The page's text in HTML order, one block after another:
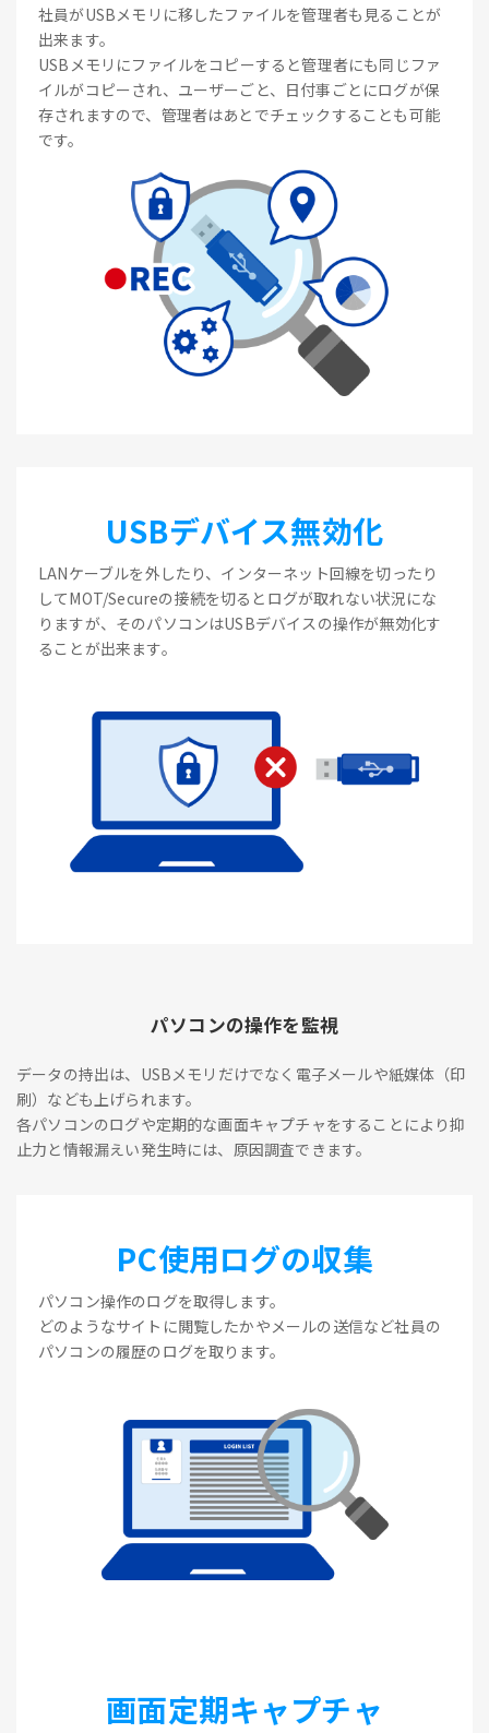
社員がUSBメモリに移したファイルを管理者も見ることが
出来ます。
USBメモリにファイルをコピーすると管理者にも同じファ
イルがコピーされ、ユーザーごと、日付事ごとにログが保
存されますので、管理者はあとでチェックすることも可能
です。
USBデバイス無効化
LANケーブルを外したり、インターネット回線を切ったり
してMOT/Secureの接続を切るとログが取れない状況にな
りますが、そのパソコンはUSBデバイスの操作が無効化す
ることが出来ます。
パソコンの操作を監視
データの持出は、USBメモリだけでなく電子メールや紙媒体（印
刷）なども上げられます。
各パソコンのログや定期的な画面キャプチャをすることにより抑
止力と情報漏えい発生時には、原因調査できます。
PC使用ログの収集
パソコン操作のログを取得します。
どのようなサイトに閲覧したかやメールの送信など社員の
パソコンの履歴のログを取ります。
画面定期キャプチャ